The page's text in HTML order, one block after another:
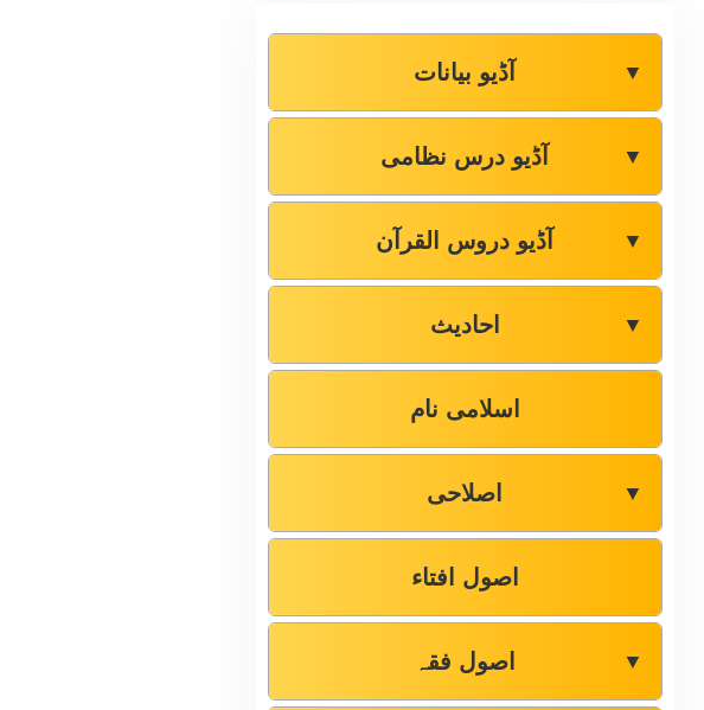
آڈیو بیانات ▼
آڈیو درس نظامی ▼
آڈیو دروس القرآن ▼
احادیث ▼
اسلامی نام
اصلاحی ▼
اصول افتاء
اصول فقہ ▼